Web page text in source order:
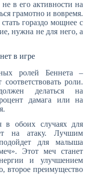
в его активности на
грамотно и вовремя.
гораздо мощнее с
нужна не для него, а
в игре
ролей Беннета –
роли.
делаться на
дамага или на
в обоих случаях для
на атаку. Лучшим
для малыша
Этот меч станет
и улучшением
второе преимущество